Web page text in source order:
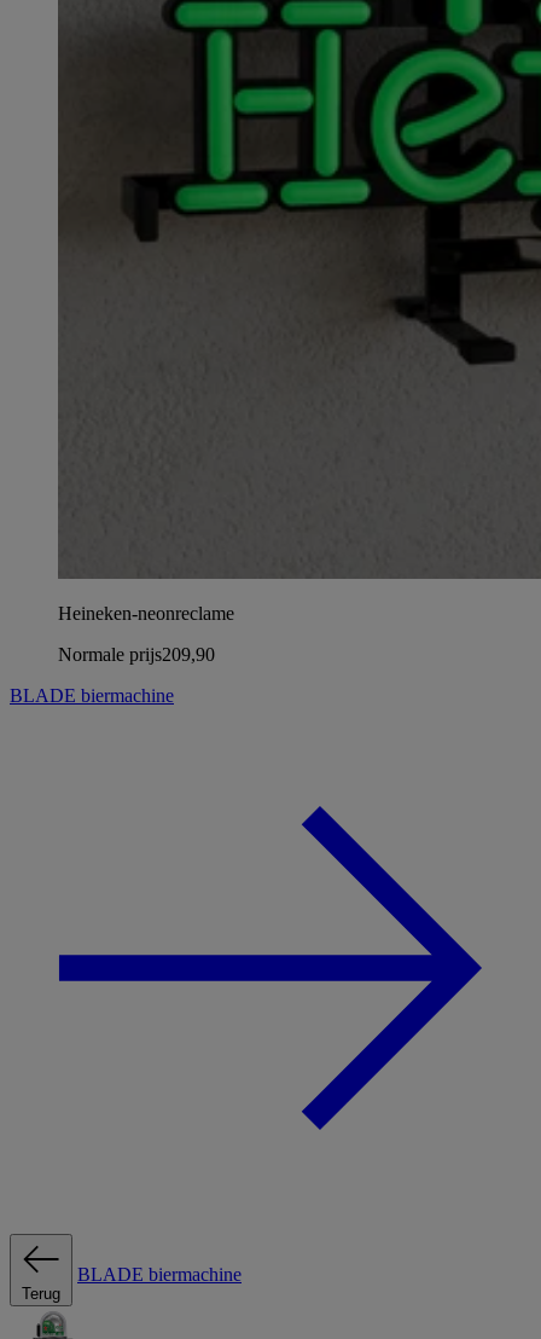
Heineken-neonreclame
Normale prijs209,90
BLADE biermachine
Terug
BLADE biermachine